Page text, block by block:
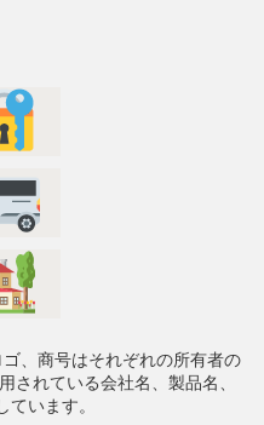
、商号はそれぞれの所有者の
されている会社名、製品名、
います。